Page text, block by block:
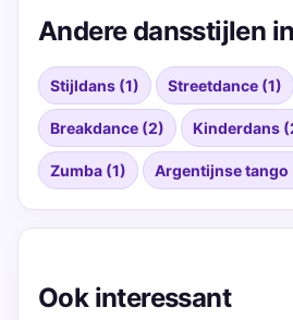
Andere dansstijlen
Stijldans (1) Streetdance (1)
Breakdance (2) Kinderdans
Zumba (1) Argentijnse tango
Ook interessant